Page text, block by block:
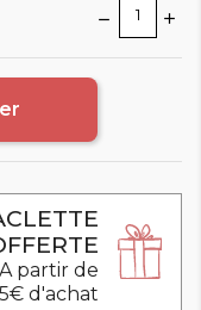
A partir de
d'achat